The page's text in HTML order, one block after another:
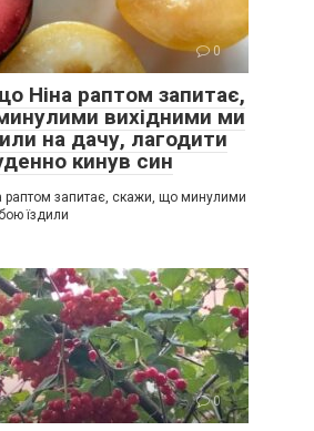
0
Ніна раптом запитає,
вихідними ми
на дачу, лагодити
кинув син
запитає, скажи, що минулими
їздили
0